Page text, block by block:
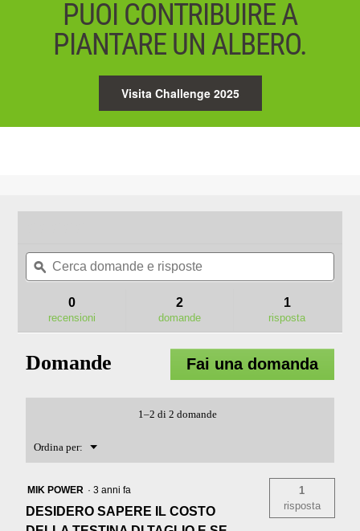
PUOI CONTRIBUIRE A
PIANTARE UN ALBERO.
Visita Challenge 2025
valore
di
valutazione
AH1620
TESTINA
IQ™
Cerca
domande
e
ϙ
e
0
recensioni
2
domande
1
risposta
Domande Fai una domanda
1–2 di 2 domande
Ordina per: ▼
Menu
MIK POWER · 3 anni fa
DESIDERO SAPERE IL COSTO
1
risposta